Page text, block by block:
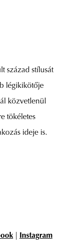
század stílusát
légikikötője
közvetlenül
tökéletes
ideje is.
Instagram